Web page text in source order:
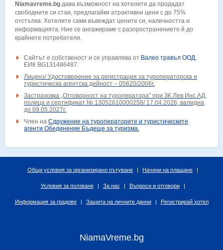
Niamavreme.bg дава възможност на хотелите да продадат
свободните си стаи, предлагайки атрактивни цени с до 75%
отстъпка. Хотелите сами въвеждат цените си, наличността и
информацията. Ние се ангажираме с разпространението й до
крайните потребители.
Сайтът е собственост и се управлява от Валео травъл ООД,
ЕИК BG131486487.
Лиценз/ Удостоверение за регистрация за туроператорска и
туристическа агентска дейност – 05620/2006г.
Застраховка „Отговорност на туроператора” при ЗК Лев Инс АД,
полица и сертификат № 13052610000258/ 17.04.2026, валидна
до 09.05.2027г.
Член на Сдружение на туроператорите и туристическите
агенти Обединение Бъдеще за туризма.
Общи условия за организирано пътуване | Начини на плащане |
Условия за ползване | За нас | Въпроси и отговори |
Информация за градове | Защита на личните данни | Регистрирай хотел
NiamaVreme.bg